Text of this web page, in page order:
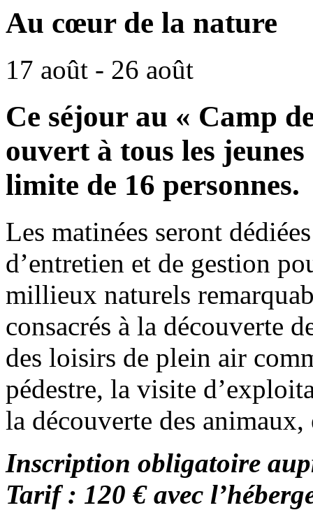
Au cœur de la nature
17 août - 26 août
Ce séjour au « Camp
ouvert à tous les
limite de 16 personnes.
Les matinées seront
d’entretien et de gestion
millieux naturels
consacrés à la découverte
des loisirs de plein air
pédestre, la visite
la découverte des animaux,
Inscription obligatoire
Tarif : 120 € avec